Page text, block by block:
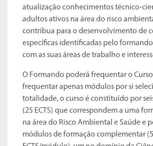
atualização conhecimentos técnico-
adultos ativos na área do risco
contribua para o desenvolvimento de
específicas identificadas pelo
com as suas áreas de trabalho e
O Formando poderá frequentar o
frequentar apenas módulos por si
totalidade, o curso é constituído por
(25 ECTS) que correspondem a uma
na área do Risco Ambiental e Saúde e
módulos de formação complementar (5